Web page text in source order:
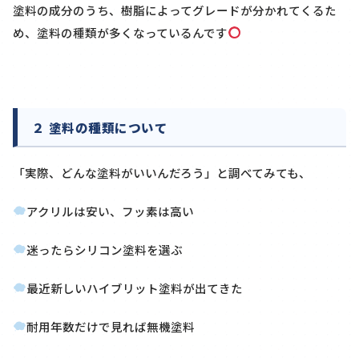
塗料の成分のうち、樹脂によってグレードが分かれてくるた
め、塗料の種類が多くなっているんです
２ 塗料の種類について
「実際、どんな塗料がいいんだろう」と調べてみても、
アクリルは安い、フッ素は高い
迷ったらシリコン塗料を選ぶ
最近新しいハイブリット塗料が出てきた
耐用年数だけで見れば無機塗料